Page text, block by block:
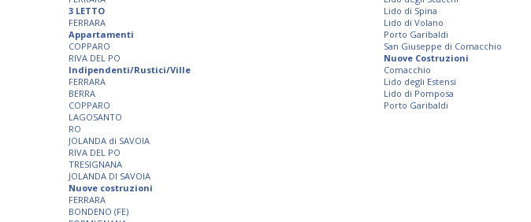
3 LETTO
FERRARA
Appartamenti
COPPARO
RIVA DEL PO
Indipendenti/Rustici/Ville
FERRARA
BERRA
COPPARO
LAGOSANTO
RO
JOLANDA di SAVOIA
RIVA DEL PO
TRESIGNANA
JOLANDA DI SAVOIA
Nuove costruzioni
FERRARA
BONDENO (FE)
Lido di Spina
Lido di Volano
Porto Garibaldi
San Giuseppe di Comacchio
Nuove Costruzioni
Comacchio
Lido degli Estensi
Lido di Pomposa
Porto Garibaldi